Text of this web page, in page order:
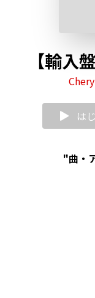
【輸入
は
"曲・